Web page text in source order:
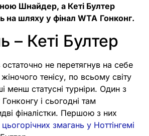
Шнайдер, а Кеті Бултер
шляху у фінал WTA Гонконг.
Кеті Бултер
не перетягнув на себе
тенісу, по всьому світу
менш статусні турніри. Один з
і сьогодні там
фіналістки. Першою з них
змагань у Ноттінгемі